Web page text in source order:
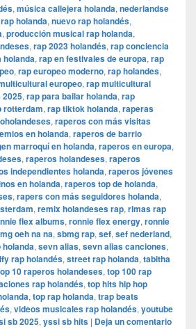
, música callejera holanda, nederlandse
holanda, nuevo rap holandés,
, producción musical rap holanda,
, rap 2023 holandés, rap conciencia
holanda, rap en festivales de europa, rap
, rap europeo moderno, rap holandes,
europeo, rap multicultural
2025, rap para bailar holanda, rap
rotterdam, rap tiktok holanda, raperas
, raperos con más visitas
en holanda, raperos de barrio
marroquí en holanda, raperos en europa,
, raperos holandeses, raperos
independientes holanda, raperos jóvenes
en holanda, raperos top de holanda,
, rapers con más seguidores holanda,
, remix holandeses rap, rimas rap
flex albums, ronnie flex energy, ronnie
oeh na na, sbmg rap, sef, sef nederland,
, sevn alias, sevn alias canciones,
rap holandés, street rap holanda, tabitha
10 raperos holandeses, top 100 rap
rap holandés, top hits hip hop
, top rap holanda, trap beats
, videos musicales rap holandés, youtube
sb 2025, yssi sb hits | Deja un comentario